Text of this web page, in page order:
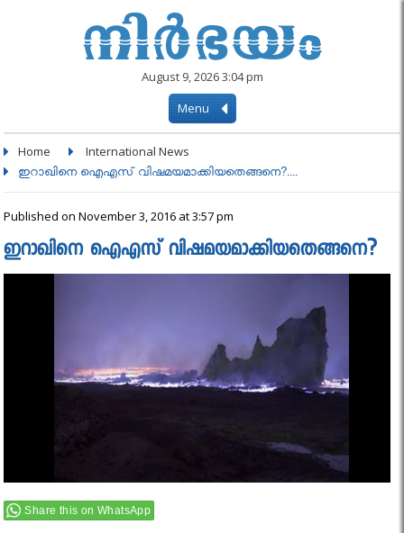
August 9, 2026 3:04 pm
Menu
Home International News
ഇറാഖിനെ ഐഎസ് വിഷമയമാക്കിയതെങ്ങനെ?....
Published on November 3, 2016 at 3:57 pm
ഇറാഖിനെ ഐഎസ് വിഷമയമാക്കിയതെങ്ങനെ?
Share this on WhatsApp